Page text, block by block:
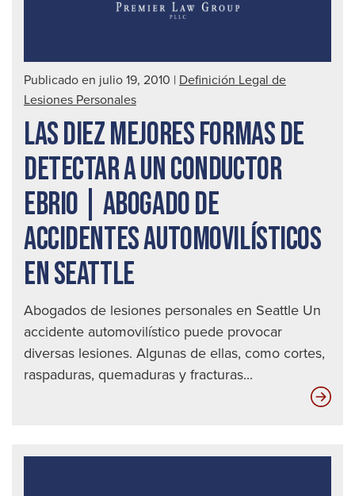
Publicado en julio 19, 2010 | Definición Legal de
Lesiones Personales
LAS DIEZ MEJORES FORMAS DE
DETECTAR A UN CONDUCTOR
EBRIO | ABOGADO DE
ACCIDENTES AUTOMOVILÍSTICOS
EN SEATTLE
Abogados de lesiones personales en Seattle Un
accidente automovilístico puede provocar
diversas lesiones. Algunas de ellas, como cortes,
raspaduras, quemaduras y fracturas...
Las